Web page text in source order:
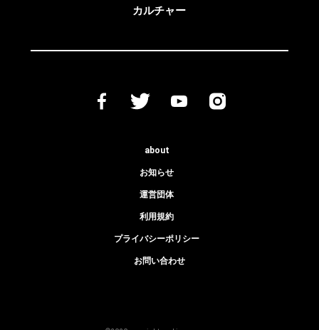
カルチャー
about
お知らせ
運営団体
利用規約
プライバシーポリシー
お問い合わせ